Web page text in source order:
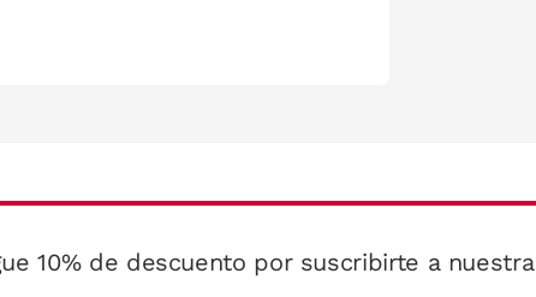
10% de descuento por suscribirte a nuestra